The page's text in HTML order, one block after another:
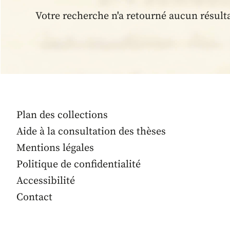
Votre recherche n'a retourné aucun
Plan des collections
Aide à la consultation des thèses
Mentions légales
Politique de confidentialité
Accessibilité
Contact